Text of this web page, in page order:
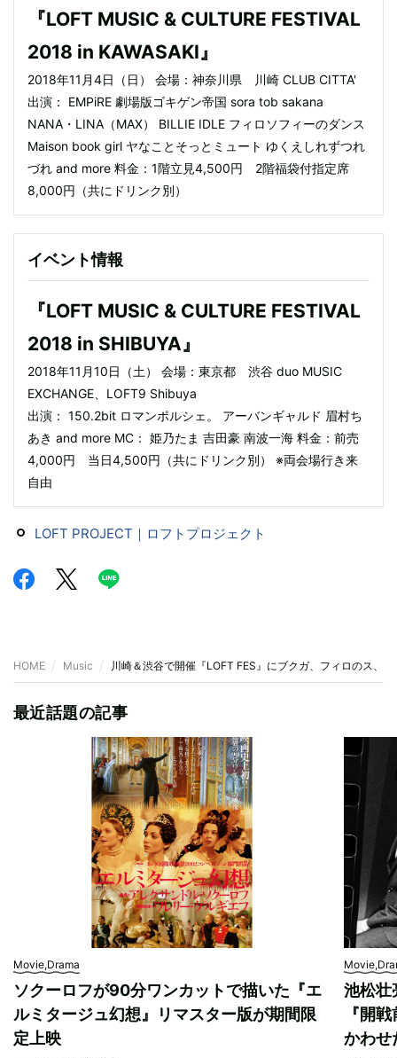
『LOFT MUSIC & CULTURE FESTIVAL
2018 in KAWASAKI』
2018年11月4日（日） 会場：神奈川県 川崎 CLUB CITTA'
出演： EMPiRE 劇場版ゴキゲン帝国 sora tob sakana
NANA・LINA（MAX） BILLIE IDLE フィロソフィーのダンス
Maison book girl ヤなことそっとミュート ゆくえしれずつれ
づれ and more 料金：1階立見4,500円 2階福袋付指定席
8,000円（共にドリンク別）
イベント情報
『LOFT MUSIC & CULTURE FESTIVAL
2018 in SHIBUYA』
2018年11月10日（土） 会場：東京都 渋谷 duo MUSIC
EXCHANGE、LOFT9 Shibuya
出演： 150.2bit ロマンポルシェ。 アーバンギャルド 眉村ち
あき and more MC： 姫乃たま 吉田豪 南波一海 料金：前売
4,000円 当日4,500円（共にドリンク別） ※両会場行き来
自由
LOFT PROJECT｜ロフトプロジェクト
HOME Music 川崎＆渋谷で開催『LOFT FES』にブクガ、フィロのス、
最近話題の記事
Movie,Drama
ソクーロフが90分ワンカットで描いた『エ
ルミタージュ幻想』リマスター版が期間限
定上映
池松壮
『開
かわせ